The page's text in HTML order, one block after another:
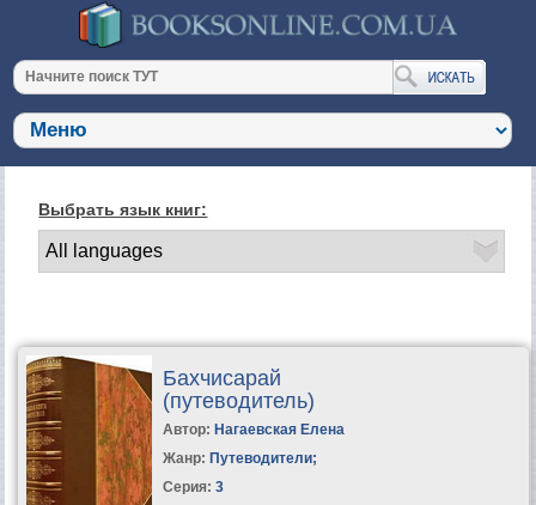
Выбрать язык книг:
Бахчисарай
(путеводитель)
Автор: Нагаевская Елена
Жанр: Путеводители;
Серия: 3